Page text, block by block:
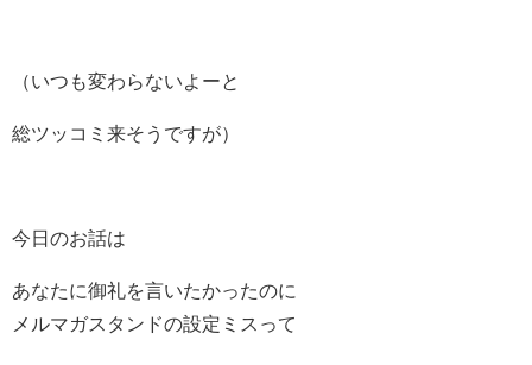
（いつも変わらないよーと
総ツッコミ来そうですが）
今日のお話は
あなたに御礼を言いたかったのに
メルマガスタンドの設定ミスって